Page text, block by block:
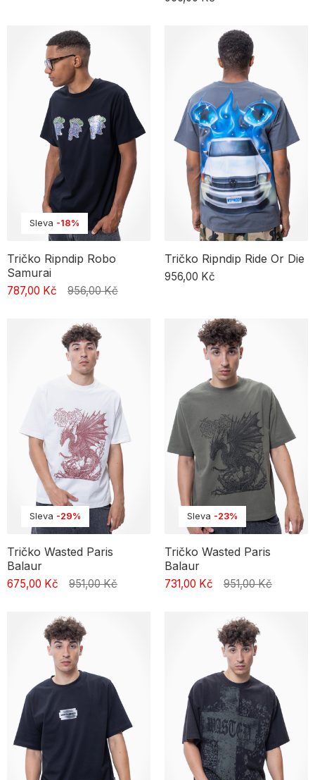
Sleva -18%
Tričko Ripndip Robo
Samurai
787,00 Kč 956,00 Kč
Tričko Ripndip Ride Or Die
956,00 Kč
Sleva -29%
Tričko Wasted Paris
Balaur
675,00 Kč 951,00 Kč
Sleva -23%
Tričko Wasted Paris
Balaur
731,00 Kč 951,00 Kč